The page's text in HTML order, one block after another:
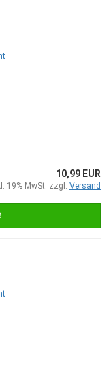
10,99 EUR
19% MwSt. zzgl. Versand